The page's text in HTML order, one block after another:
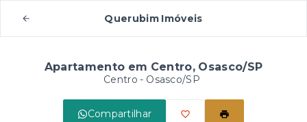
Querubim Imóveis
Apartamento em Centro, Osasco/SP
Centro - Osasco/SP
Compartilhar